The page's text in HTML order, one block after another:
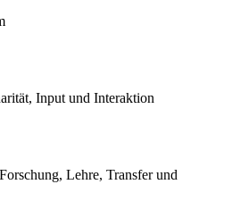
Input und Interaktion
Lehre, Transfer und